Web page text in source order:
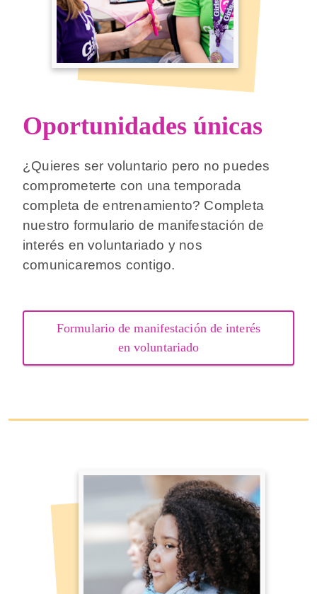
Oportunidades únicas
¿Quieres ser voluntario pero no puedes
comprometerte con una temporada
completa de entrenamiento? Completa
nuestro formulario de manifestación de
interés en voluntariado y nos
comunicaremos contigo.
Formulario de manifestación de interés
en voluntariado